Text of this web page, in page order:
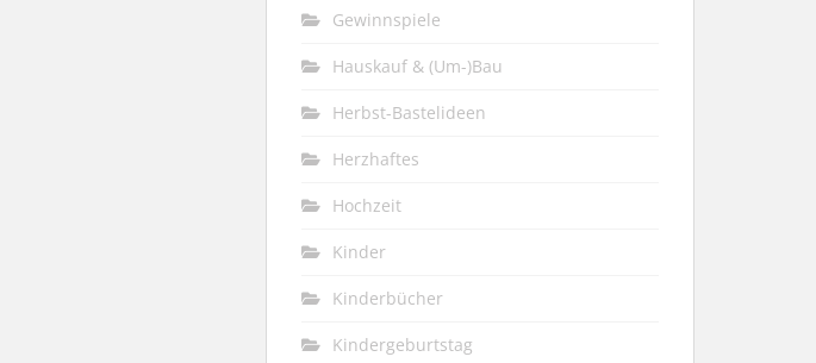
Gewinnspiele
Hauskauf & (Um-)Bau
Herbst-Bastelideen
Herzhaftes
Hochzeit
Kinder
Kinderbücher
Kindergeburtstag